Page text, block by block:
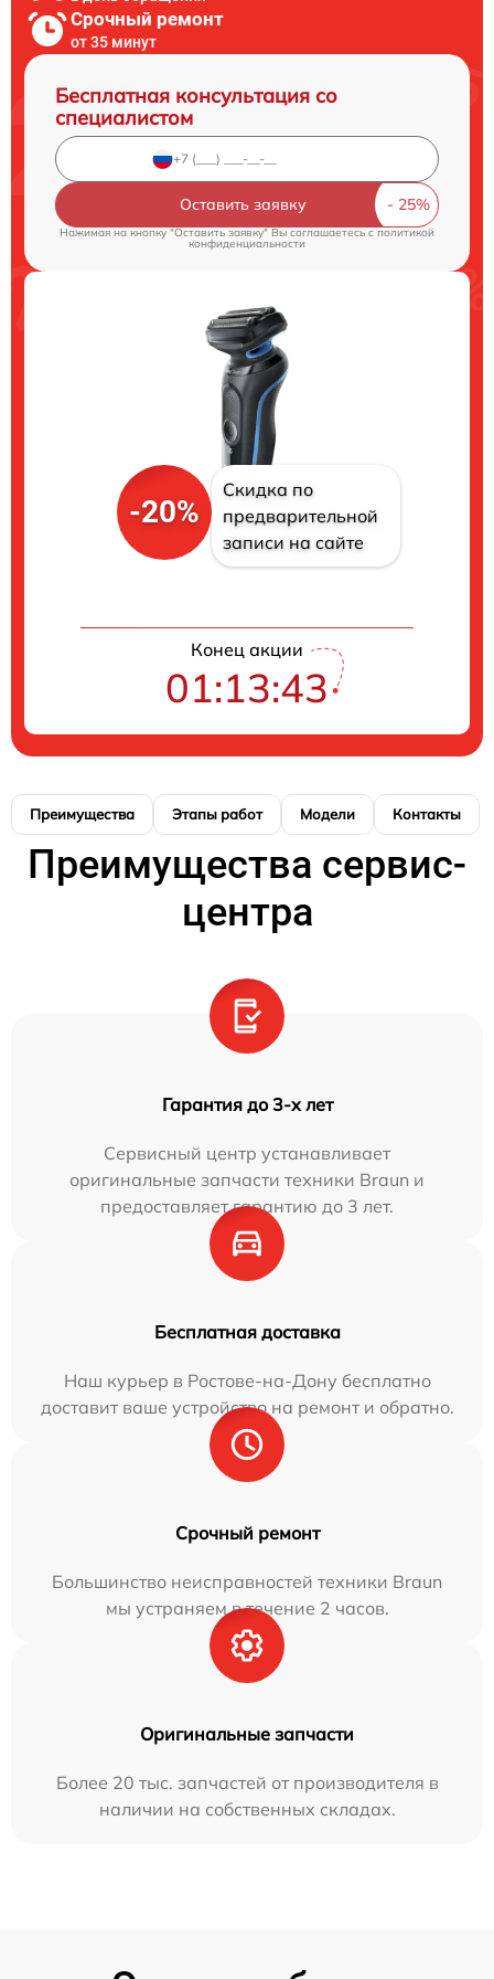
Срочный ремонт
от 35 минут
Бесплатная консультация со
специалистом
Оставить заявку
Нажимая на кнопку "Оставить заявку" Вы соглашаетесь cполитикой
конфиденциальности
-20%
Скидка по
предварительной
записи на сайте
Конец акции
01:13:42
Преимущества Этапы работ Модели Контакты
Преимущества сервис-
центра
Гарантия до 3-х лет
Сервисный центр устанавливает
оригинальные запчасти техники Braun и
предоставляет гарантию до 3 лет.
Бесплатная доставка
Наш курьер в Ростове-на-Дону бесплатно
доставит ваше устройство на ремонт и обратно.
Срочный ремонт
Большинство неисправностей техники Braun
мы устраняем в течение 2 часов.
Оригинальные запчасти
Более 20 тыс. запчастей от производителя в
наличии на собственных складах.